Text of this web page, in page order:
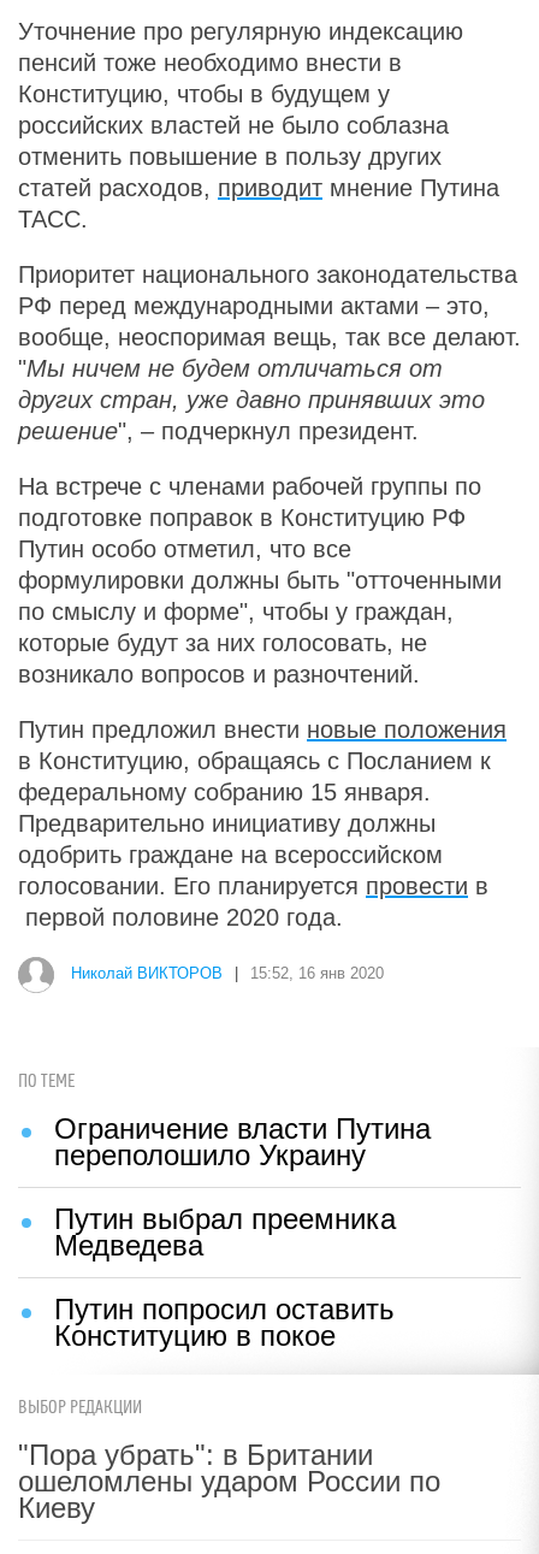
Уточнение про регулярную индексацию
пенсий тоже необходимо внести в
Конституцию, чтобы в будущем у
российских властей не было соблазна
отменить повышение в пользу других
статей расходов, приводит мнение Путина
ТАСС.
Приоритет национального законодательства
РФ перед международными актами – это,
вообще, неоспоримая вещь, так все делают.
"Мы ничем не будем отличаться от
других стран, уже давно принявших это
решение", – подчеркнул президент.
На встрече с членами рабочей группы по
подготовке поправок в Конституцию РФ
Путин особо отметил, что все
формулировки должны быть "отточенными
по смыслу и форме", чтобы у граждан,
которые будут за них голосовать, не
возникало вопросов и разночтений.
Путин предложил внести новые положения
в Конституцию, обращаясь с Посланием к
федеральному собранию 15 января.
Предварительно инициативу должны
одобрить граждане на всероссийском
голосовании. Его планируется провести в
первой половине 2020 года.
Николай ВИКТОРОВ 15:52, 16 янв 2020
ПО ТЕМЕ
Ограничение власти Путина
переполошило Украину
Путин выбрал преемника
Медведева
Путин попросил оставить
Конституцию в покое
ВЫБОР РЕДАКЦИИ
"Пора убрать": в Британии
ошеломлены ударом России по
Киеву